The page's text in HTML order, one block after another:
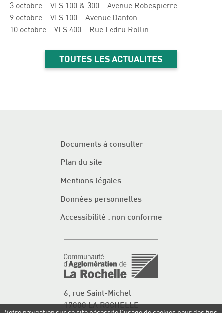
3 octobre – VLS 100 & 300 – Avenue Robespierre
9 octobre – VLS 100 – Avenue Danton
10 octobre – VLS 400 – Rue Ledru Rollin
TOUTES LES ACTUALITES
Documents à consulter
Plan du site
Mentions légales
Données personnelles
Accessibilité : non conforme
6, rue Saint-Michel
17000 LA ROCHELLE